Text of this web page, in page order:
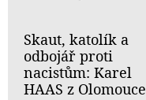
Skaut, katolík a
odbojář proti
nacistům: Karel
HAAS z Olomouce